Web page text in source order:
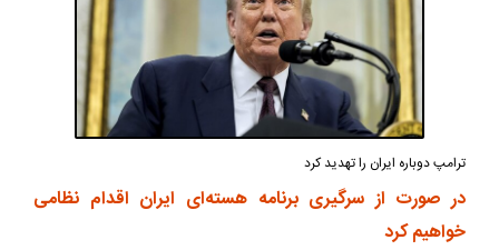
ترامپ دوباره ایران را تهدید کرد
در صورت از سرگیری برنامه هسته‌ای ایران اقدام نظامی
خواهیم کرد